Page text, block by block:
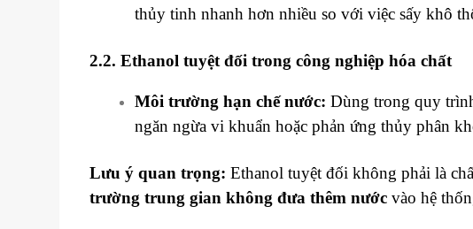
thủy tinh nhanh hơn nhiều so với việc sấy khô
2.2. Ethanol tuyệt đối trong công nghiệp hóa chất
Môi trường hạn chế nước: Dùng trong quy
ngăn ngừa vi khuẩn hoặc phản ứng thủy phân
Lưu ý quan trọng: Ethanol tuyệt đối không phải là
trường trung gian không đưa thêm nước vào hệ